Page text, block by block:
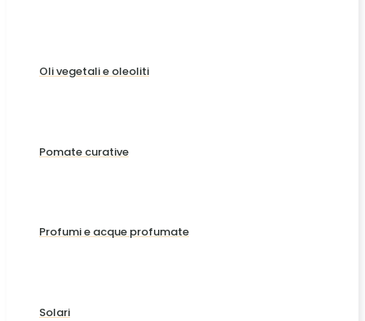
Oli vegetali e oleoliti
Pomate curative
Profumi e acque profumate
Solari